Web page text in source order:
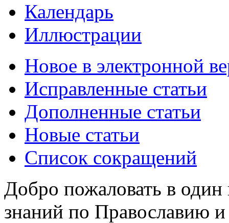
Календарь
Иллюстрации
Новое в электронной
Исправленные статьи
Дополненные статьи
Новые статьи
Список сокращений
Добро пожаловать в
знаний по Православию